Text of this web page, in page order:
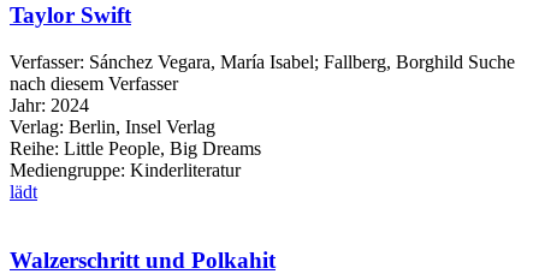
Taylor Swift
Verfasser: Sánchez Vegara, María Isabel; Fallberg, Borghild Suche
nach diesem Verfasser
Jahr: 2024
Verlag: Berlin, Insel Verlag
Reihe: Little People, Big Dreams
Mediengruppe: Kinderliteratur
lädt
Walzerschritt und Polkahit